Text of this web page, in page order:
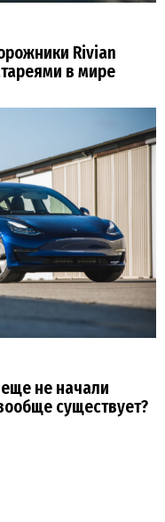
Rivian
в мире
не начали
существует?